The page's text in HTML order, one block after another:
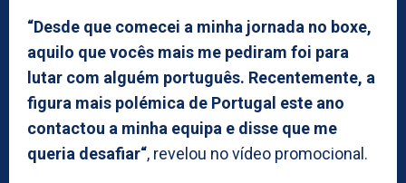
“Desde que comecei a minha jornada no boxe,
aquilo que vocês mais me pediram foi para
lutar com alguém português. Recentemente, a
figura mais polémica de Portugal este ano
contactou a minha equipa e disse que me
queria desafiar“, revelou no vídeo promocional.